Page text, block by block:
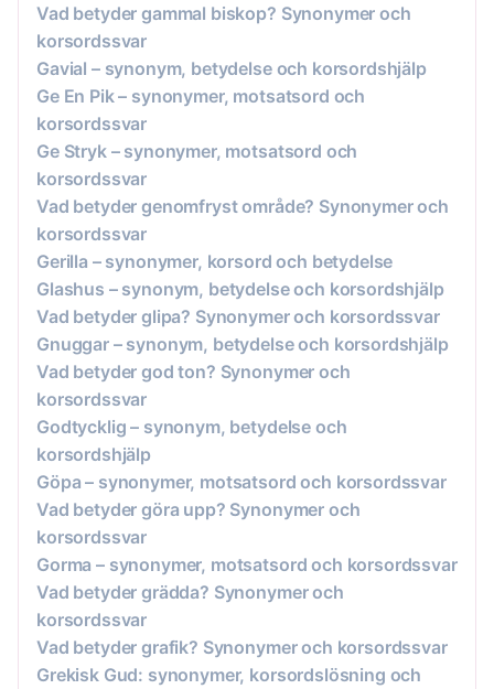
Vad betyder gammal biskop? Synonymer och
korsordssvar
Gavial – synonym, betydelse och korsordshjälp
Ge En Pik – synonymer, motsatsord och
korsordssvar
Ge Stryk – synonymer, motsatsord och
korsordssvar
Vad betyder genomfryst område? Synonymer och
korsordssvar
Gerilla – synonymer, korsord och betydelse
Glashus – synonym, betydelse och korsordshjälp
Vad betyder glipa? Synonymer och korsordssvar
Gnuggar – synonym, betydelse och korsordshjälp
Vad betyder god ton? Synonymer och
korsordssvar
Godtycklig – synonym, betydelse och
korsordshjälp
Göpa – synonymer, motsatsord och korsordssvar
Vad betyder göra upp? Synonymer och
korsordssvar
Gorma – synonymer, motsatsord och korsordssvar
Vad betyder grädda? Synonymer och
korsordssvar
Vad betyder grafik? Synonymer och korsordssvar
Grekisk Gud: synonymer, korsordslösning och